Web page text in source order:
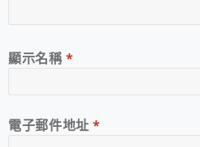
顯示名稱*
電子郵件地址*